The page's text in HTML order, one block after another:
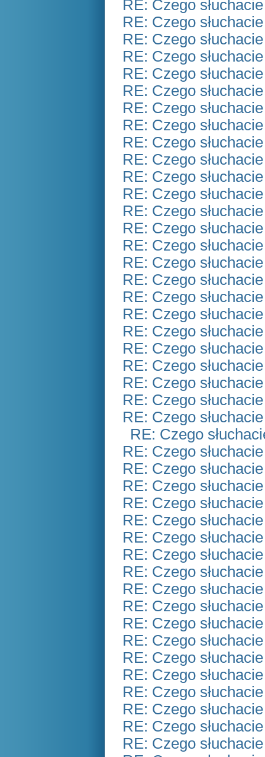
RE: Czego
RE: Czego
RE: Czego
RE: Czego
RE: Czego
RE: Czego
RE: Czego
RE: Czego
RE: Czego
RE: Czego
RE: Czego
RE: Czego
RE: Czego
RE: Czego
RE: Czego
RE: Czego
RE: Czego
RE: Czego
RE: Czego
RE: Czego
RE: Czego
RE: Czego
RE: Czego
RE: Czego
RE: Czego
RE: Czego
RE: Czego
RE: Czego
RE: Czego
RE: Czego
RE: Czego
RE: Czego
RE: Czego
RE: Czego
RE: Czego
RE: Czego
RE: Czego
RE: Czego
RE: Czego
RE: Czego
RE: Czego
RE: Czego
RE: Czego
RE: Czego